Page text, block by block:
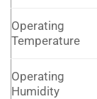
Operating
Temperature
Operating
Humidity